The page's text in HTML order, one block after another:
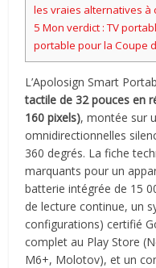
les vraies alternatives à
5 Mon verdict : TV
portable pour la Coupe
L’Apolosign Smart
tactile de 32 pouces en
160 pixels), montée sur
omnidirectionnelles
360 degrés. La fiche
marquants pour un
batterie intégrée de 15
de lecture continue, un
configurations) certifié
complet au Play Store
M6+, Molotov), et un